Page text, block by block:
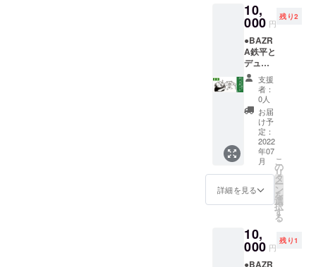
お礼の
メッ
セージ
を送ら
せてい
ただき
ます。
※当日、
終演後
に記念
撮影と
サイン
会を予
定して
いま
す。 ※
サイン
PASSを
※会場ま
での交
通費等
10,
000 円
残り2
●BAZR
A鉄平と
デュ
エット
券 で応
援！
（東京
公演）
¥10,000
※ステー
ジ上で
DJタイ
ム時に
BAZRA
鉃平と
デュ
できま
す♡ ※
会場ま
支援
者：
0人
お届
け予
定：
2022
年07
月
詳細を見る
こ
の
リ
タ
ー
ン
を
選
択
す
る
10,
000 円
残り1
●BAZR